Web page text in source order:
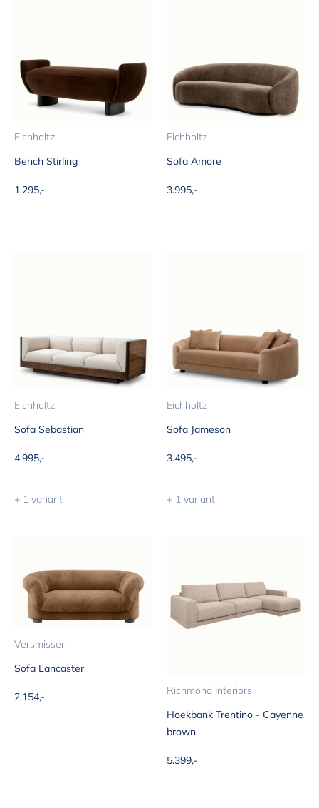
Eichholtz
Bench Stirling
Aanbiedingsprijs
1.295,-
Eichholtz
Sofa Amore
Aanbiedingsprijs
3.995,-
Eichholtz
Sofa Sebastian
Aanbiedingsprijs
4.995,-
+ 1 variant
Eichholtz
Sofa Jameson
Aanbiedingsprijs
3.495,-
+ 1 variant
Versmissen
Sofa Lancaster
Aanbiedingsprijs
2.154,-
Richmond Interiors
Hoekbank Trentino - Cayenne
brown
Aanbiedingsprijs
5.399,-